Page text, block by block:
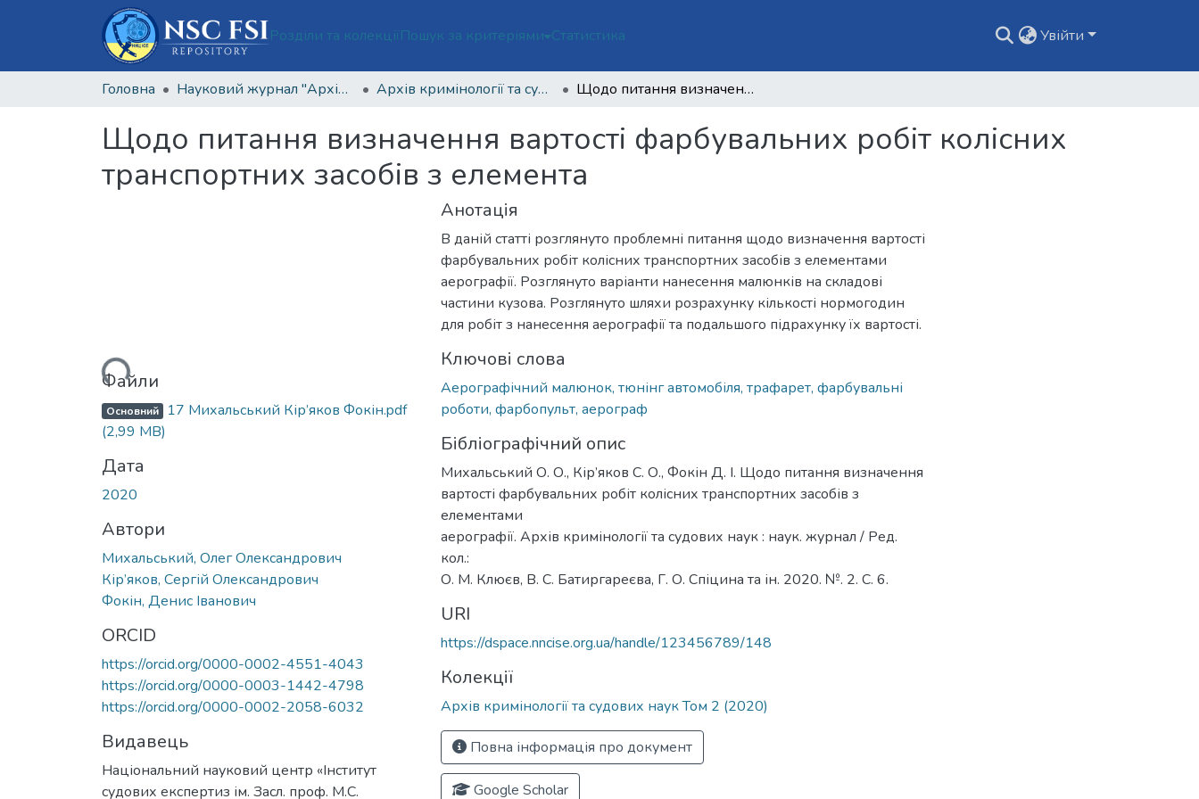
Розділи та колекціїПошук за критеріями Статистика Увійти
Головна Науковий журнал "Архів кримінології та судових наук" Архів кримінології та судових наук Том 2 (2020) Щодо питання визначення вартості фарбувальних робіт колісних транспортних засобів з елемента
Щодо питання визначення вартості фарбувальних робіт колісних
транспортних засобів з елемента
Вантажиться...Файли
Основний 17 Михальський Кір’яков Фокін.pdf
(2,99 MB)
Дата
2020
Автори
Михальський, Олег Олександрович
Кір’яков, Сергій Олександрович
Фокін, Денис Іванович
ORCID
https://orcid.org/0000-0002-4551-4043
https://orcid.org/0000-0003-1442-4798
https://orcid.org/0000-0002-2058-6032
Видавець
Національний науковий центр «Інститут
судових експертиз ім. Засл. проф. М.С.
Анотація
В даній статті розглянуто проблемні питання щодо визначення вартості
фарбувальних робіт колісних транспортних засобів з елементами
аерографії. Розглянуто варіанти нанесення малюнків на складові
частини кузова. Розглянуто шляхи розрахунку кількості нормогодин
для робіт з нанесення аерографії та подальшого підрахунку їх вартості.
Ключові слова
Аерографічний малюнок, тюнінг автомобіля, трафарет, фарбувальні
роботи, фарбопульт, аерограф
Бібліографічний опис
Михальський О. О., Кір’яков С. О., Фокін Д. І. Щодо питання визначення
вартості фарбувальних робіт колісних транспортних засобів з
елементами
аерографії. Архів кримінології та судових наук : наук. журнал / Ред.
кол.:
О. М. Клюєв, В. С. Батиргареєва, Г. О. Спіцина та ін. 2020. №. 2. С. 6.
URI
https://dspace.nncise.org.ua/handle/123456789/148
Колекції
Архів кримінології та судових наук Том 2 (2020)
Повна інформація про документ
Google Scholar